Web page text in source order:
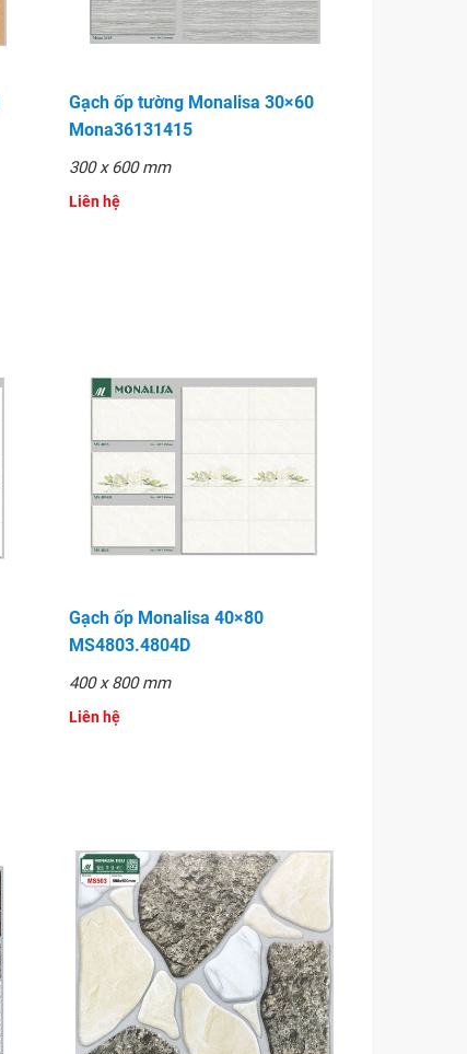
Gạch ốp tường Monalisa 30×60
Mona36131415
300 x 600 mm
Liên hệ
Gạch ốp Monalisa 40×80
MS4803.4804D
400 x 800 mm
Liên hệ